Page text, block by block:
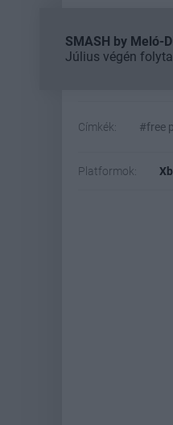
SMASH by Meló-
Július végén
Címkék: #free
Platformok: